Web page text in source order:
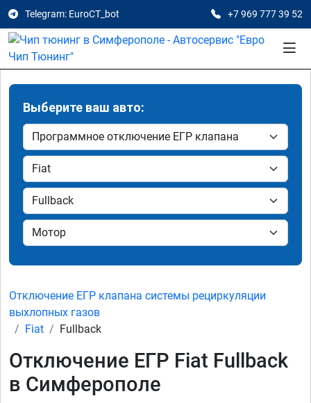
Telegram: EuroCT_bot +7 969 777 39 52
Выберите ваш авто:
Отключение ЕГР клапана системы рециркуляции
выхлопных газов
Fiat
Fullback
Отключение ЕГР Fiat Fullback
в Симферополе